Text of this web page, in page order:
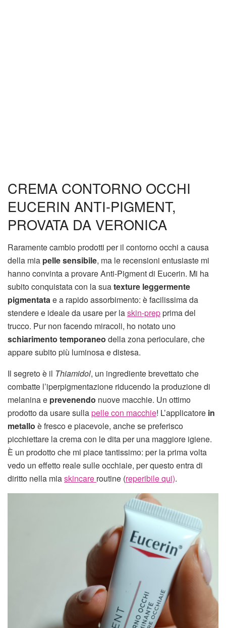
CREMA CONTORNO OCCHI
EUCERIN ANTI-PIGMENT,
PROVATA DA VERONICA
Raramente cambio prodotti per il contorno occhi a causa
della mia pelle sensibile, ma le recensioni entusiaste mi
hanno convinta a provare Anti-Pigment di Eucerin. Mi ha
subito conquistata con la suatexture leggermente
pigmentatae a rapido assorbimento: è facilissima da
stendere e ideale da usare per laskin-prepprima del
trucco. Pur non facendo miracoli, ho notato uno
schiarimento temporaneo della zona perioculare, che
appare subito più luminosa e distesa.
Il segreto è il Thiamidol, un ingrediente brevettato che
combatte l’iperpigmentazione riducendo la produzione di
melanina e prevenendo nuove macchie. Un ottimo
prodotto da usare sullapelle con macchie! L’applicatore in
metallo è fresco e piacevole, anche se preferisco
picchiettare la crema con le dita per una maggiore igiene.
È un prodotto che mi piace tantissimo: per la prima volta
vedo un effetto reale sulle occhiaie, per questo entra di
diritto nella miaskincare routine (reperibile qui).